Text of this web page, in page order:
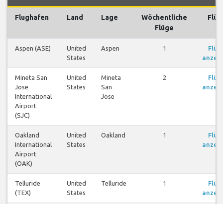
Flughafen Land Lage
Wöchentliche
Flüge
Aspen (ASE)
United
States
Aspen 1
Mineta San
Jose
International
Airport
(SJC)
United
States
Mineta
San
Jose
2
Oakland
International
Airport
(OAK)
United
States
Oakland 1
Telluride
(TEX)
United
States
Telluride 1